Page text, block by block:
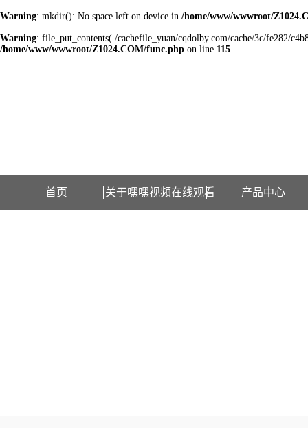
Warning: mkdir(): No space left on device in /home/www/wwwroot/
Warning: file_put_contents(./cachefile_yuan/cqdolby.com/cache/3c/fe282/
/home/www/wwwroot/Z1024.COM/func.php on line 115
首页 关于嘿嘿视频在线观看 产品中心